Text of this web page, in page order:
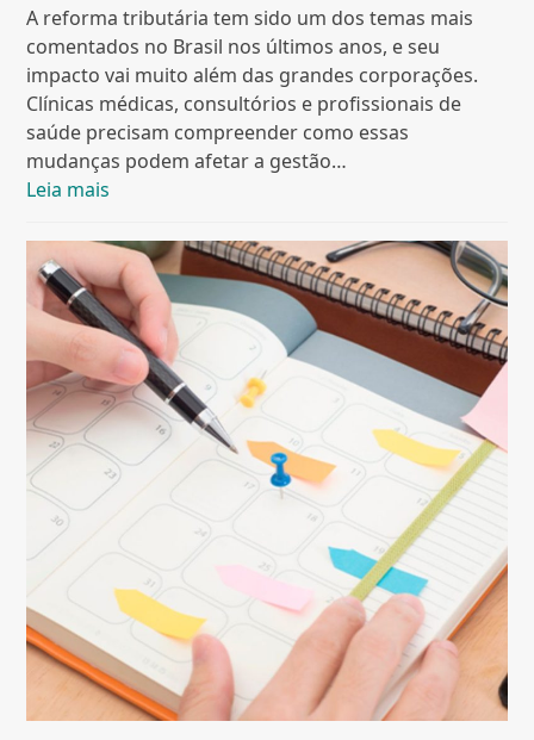
A reforma tributária tem sido um dos temas mais
comentados no Brasil nos últimos anos, e seu
impacto vai muito além das grandes corporações.
Clínicas médicas, consultórios e profissionais de
saúde precisam compreender como essas
mudanças podem afetar a gestão…
Leia mais